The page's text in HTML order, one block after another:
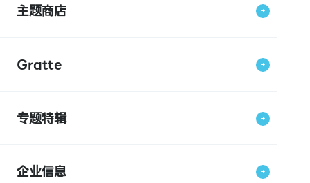
主题商店
Gratte
专题特辑
企业信息